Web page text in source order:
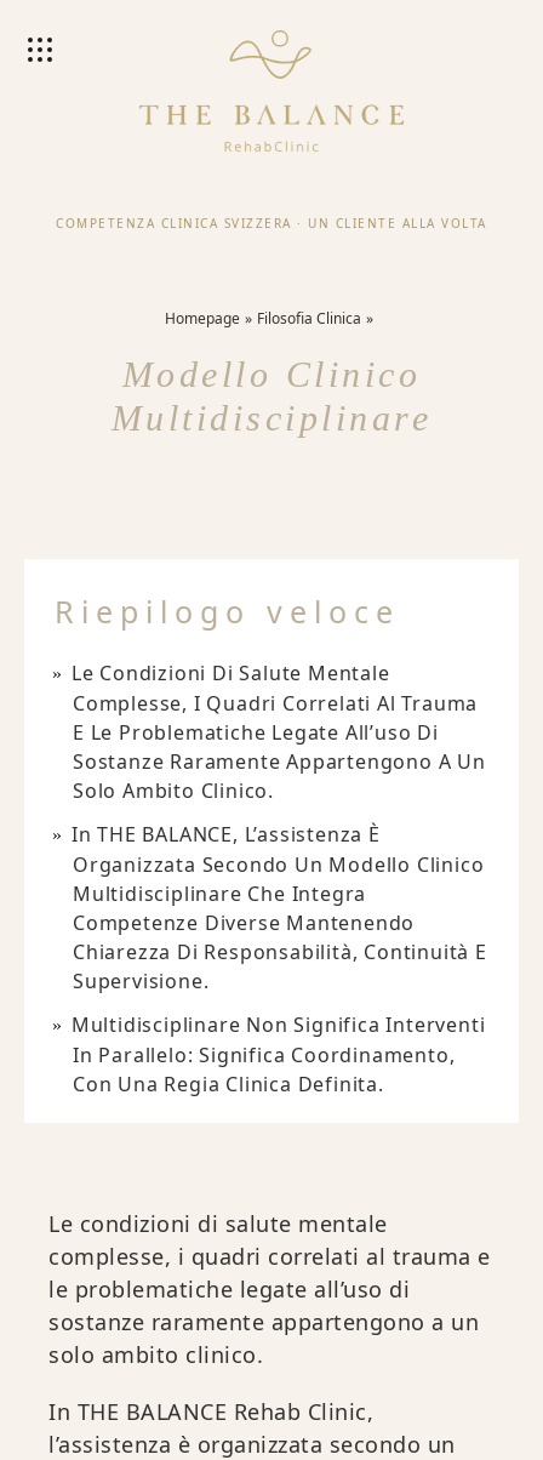
COMPETENZA CLINICA SVIZZERA · UN CLIENTE ALLA VOLTA
Homepage Filosofia Clinica
Modello Clinico
Multidisciplinare
Riepilogo veloce
Le Condizioni Di Salute Mentale
Complesse, I Quadri Correlati Al Trauma
E Le Problematiche Legate All’uso Di
Sostanze Raramente Appartengono A Un
Solo Ambito Clinico.
In THE BALANCE, L’assistenza È
Organizzata Secondo Un Modello Clinico
Multidisciplinare Che Integra
Competenze Diverse Mantenendo
Chiarezza Di Responsabilità, Continuità E
Supervisione.
Multidisciplinare Non Significa Interventi
In Parallelo: Significa Coordinamento,
Con Una Regia Clinica Definita.
Le condizioni di salute mentale
complesse, i quadri correlati al trauma e
le problematiche legate all’uso di
sostanze raramente appartengono a un
solo ambito clinico.
In THE BALANCE Rehab Clinic,
l’assistenza è organizzata secondo un